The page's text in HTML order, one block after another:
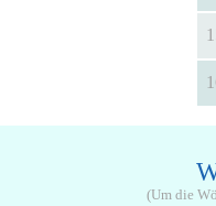
(Um die